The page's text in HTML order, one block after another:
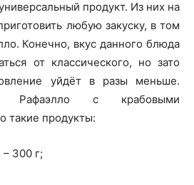
продукт. Из них на
любую закуску, в том
Конечно, вкус данного блюда
от классического, но зато
уйдёт в разы меньше.
Рафаэлло с крабовыми
такие продукты:
300 г;